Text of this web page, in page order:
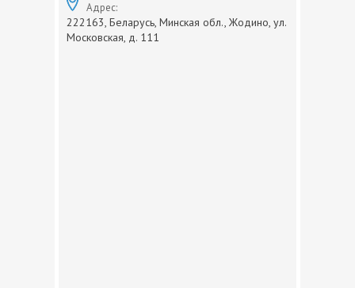
Адрес:
222163, Беларусь, Минская обл., Жодино, ул.
Московская, д. 111